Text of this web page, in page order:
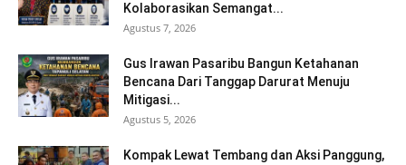
Kolaborasikan Semangat...
Agustus 7, 2026
Gus Irawan Pasaribu Bangun Ketahanan
Bencana Dari Tanggap Darurat Menuju
Mitigasi...
Agustus 5, 2026
Kompak Lewat Tembang dan Aksi Panggung,